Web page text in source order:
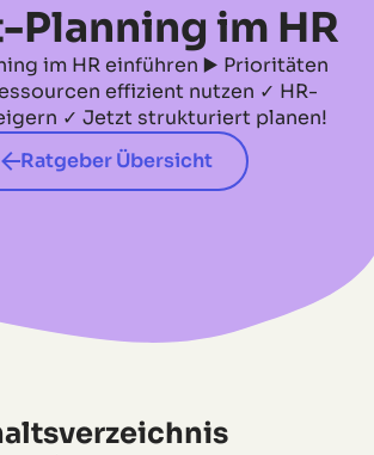
Planning im HR
im HR einführen ▶️ Prioritäten
effizient nutzen ✓ HR-
✓ Jetzt strukturiert planen!
Ratgeber Übersicht